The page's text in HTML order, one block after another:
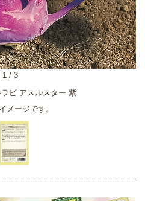
ビ アスルスター 紫
メージです。
1 / 3